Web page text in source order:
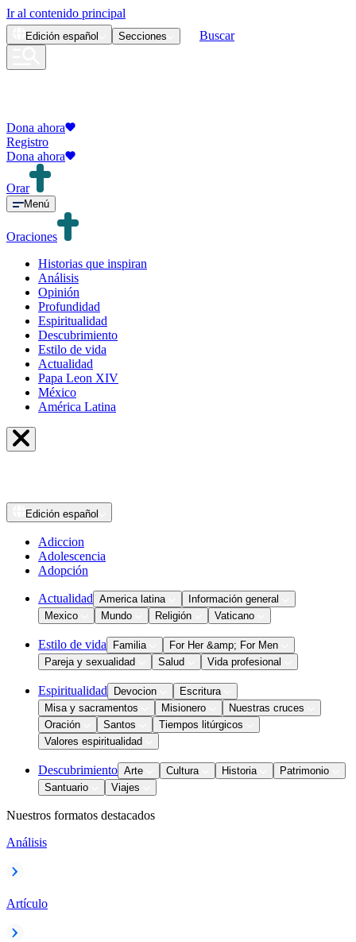
Ir al contenido principal
Edición español Secciones Buscar
Dona ahora
Registro
Dona ahora
Orar
Menú
Oraciones
Historias que inspiran
Análisis
Opinión
Profundidad
Espiritualidad
Descubrimiento
Estilo de vida
Actualidad
Papa Leon XIV
México
América Latina
Edición español
Adiccion
Adolescencia
Adopción
Actualidad America latina
Información general
Mexico
Mundo Religión Vaticano
Estilo de vida Familia
For Her &amp; For Men
Pareja y sexualidad
Salud Vida profesional
Espiritualidad Devocion
Escritura
Misa y sacramentos
Misionero
Nuestras cruces
Oración
Santos
Tiempos litúrgicos
Valores espiritualidad
Descubrimiento Arte Cultura Historia
Patrimonio
Santuario
Viajes
Nuestros formatos destacados
Análisis
Artículo